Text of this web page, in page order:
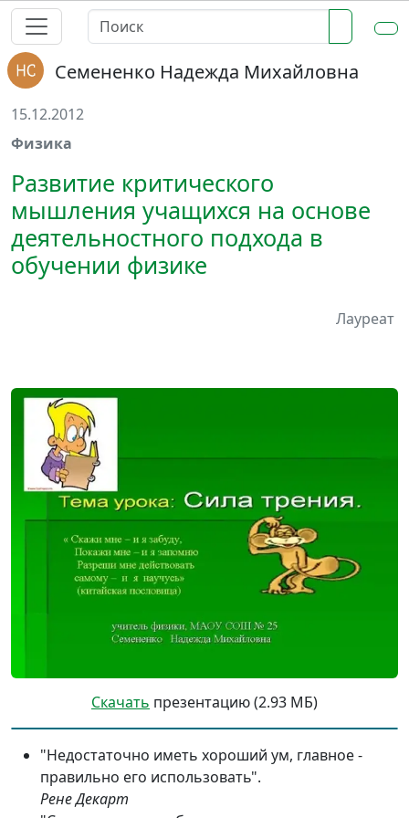
Семененко Надежда Михайловна
15.12.2012
Физика
Развитие критического
мышления учащихся на основе
деятельностного подхода в
обучении физике
Лауреат
Скачать презентацию (2.93 МБ)
"Недостаточно иметь хороший ум, главное -
правильно его использовать".
Рене Декарт